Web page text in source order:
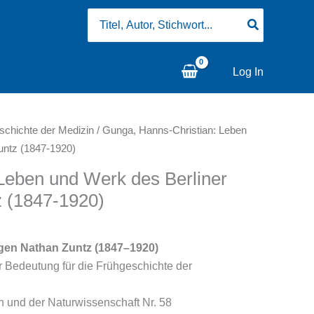
for:
Log In
der Medizin / Gunga, Hanns-Christian: Leben
(1847-1920)
und Werk des Berliner
(1847-1920)
Nathan Zuntz (1847–1920)
für die Frühgeschichte der
der Naturwissenschaft Nr. 58